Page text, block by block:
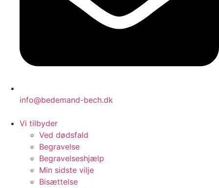
info@bedemand-bech.dk
Vi tilbyder
Ved dødsfald
Begravelse
Begravelseshjælp
Min sidste vilje
Bisættelse